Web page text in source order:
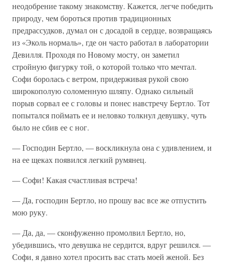
неодобрение такому знакомству. Кажется, легче победить
природу, чем бороться против традиционных
предрассудков, думал он с досадой в сердце, возвращаясь
из «Эколь нормаль», где он часто работал в лаборатории
Девилля. Проходя по Новому мосту, он заметил
стройную фигурку той, о которой только что мечтал.
Софи боролась с ветром, придерживая рукой свою
широкополую соломенную шляпу. Однако сильный
порыв сорвал ее с головы и понес навстречу Бертло. Тот
попытался поймать ее и неловко толкнул девушку, чуть
было не сбив ее с ног.
— Господин Бертло, — воскликнула она с удивлением, и
на ее щеках появился легкий румянец.
— Софи! Какая счастливая встреча!
— Да, господин Бертло, но прошу вас все же отпустить
мою руку.
— Да, да, — сконфуженно промолвил Бертло, но,
убедившись, что девушка не сердится, вдруг решился. —
Софи, я давно хотел просить вас стать моей женой. Без